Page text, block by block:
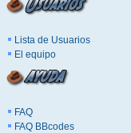
Lista de Usuarios
El equipo
FAQ
FAQ BBcodes